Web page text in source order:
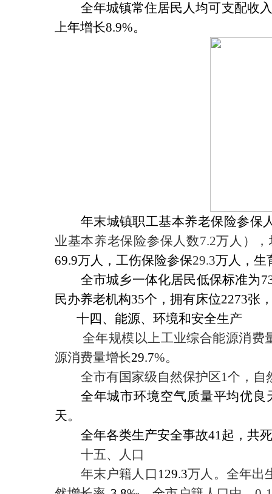
全年城镇常住居民人均可支配收入
上年增长8.9%。
年末城镇职工基本养老保险参保
业基本养老保险参保人数7.2万人），
69.9万人，工伤保险参保29.3万人，生
全市城乡一体化居民低保标准为
民办养老机构35个，拥有床位2273张
十四、能源、环境和安全生产
全年规模以上工业综合能源消费
源消费量增长29.7%。
全市有国家级自然保护区1个，自
全年城市环境空气质量平均优良
天。
全年各类生产安全事故41起，共
十五、人口
年末户籍人口 129.3万人。全年出